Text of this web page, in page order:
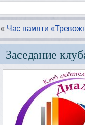
« Час памяти
Заседание